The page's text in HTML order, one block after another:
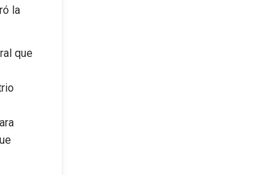
la
que